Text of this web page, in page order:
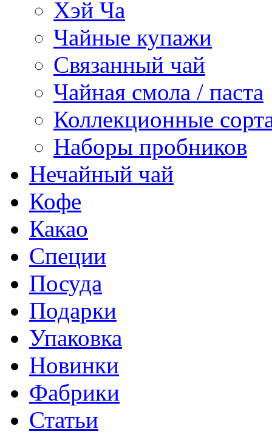
Хэй Ча
Чайные купажи
Связанный чай
Чайная смола / паста
Коллекционные
Наборы пробников
Нечайный чай
Кофе
Какао
Специи
Посуда
Подарки
Упаковка
Новинки
Фабрики
Статьи